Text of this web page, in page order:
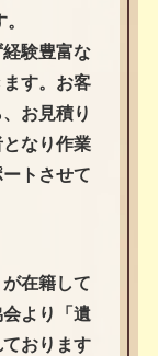
験豊富な
す。お客
お見積り
なり作業
トさせて
在籍して
より「遺
おります